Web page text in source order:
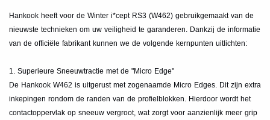
Hankook heeft voor de Winter i*cept RS3 (W462) gebruikgemaakt van de
nieuwste technieken om uw veiligheid te garanderen. Dankzij de informatie
van de officiële fabrikant kunnen we de volgende kernpunten uitlichten:
1. Superieure Sneeuwtractie met de "Micro Edge"
De Hankook W462 is uitgerust met zogenaamde Micro Edges. Dit zijn extra
inkepingen rondom de randen van de profielblokken. Hierdoor wordt het
contactoppervlak op sneeuw vergroot, wat zorgt voor aanzienlijk meer grip